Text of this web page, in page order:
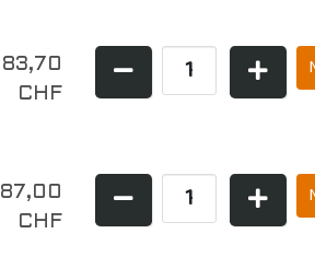
83,70
CHF
87,00
CHF